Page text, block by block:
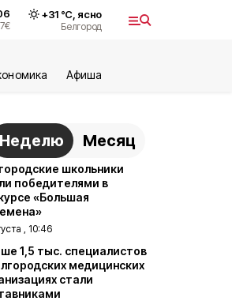
€
+31°С, ясно
Белгород
Aфиша
Неделю Месяц
школьники
победителями в
«Большая
, 10:46
1,5 тыс. специалистов
медицинских
стали